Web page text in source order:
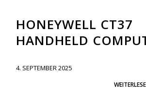
HONEYWELL CT37
HANDHELD
4. SEPTEMBER 2025